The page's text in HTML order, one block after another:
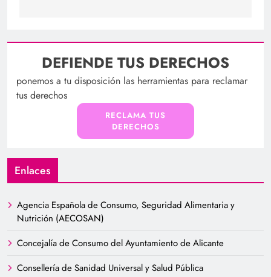
DEFIENDE TUS DERECHOS
ponemos a tu disposición las herramientas para reclamar
tus derechos
RECLAMA TUS
DERECHOS
Enlaces
Agencia Española de Consumo, Seguridad Alimentaria y
Nutrición (AECOSAN)
Concejalía de Consumo del Ayuntamiento de Alicante
Consellería de Sanidad Universal y Salud Pública